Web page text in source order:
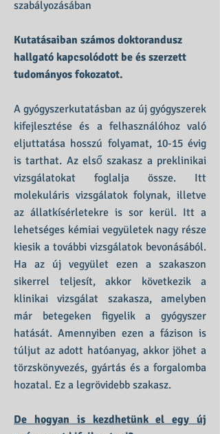
szabályozásában
Kutatásaiban számos doktorandusz
hallgató kapcsolódott be és szerzett
tudományos fokozatot.
A gyógyszerkutatásban az új gyógyszerek
kifejlesztése és a felhasználóhoz való
eljuttatása hosszú folyamat, 10-15 évig
is tarthat. Az első szakasz a preklinikai
vizsgálatokat foglalja össze. Itt
molekuláris vizsgálatok folynak, illetve
az állatkísérletekre is sor kerül. Itt a
lehetséges kémiai vegyületek nagy része
kiesik a további vizsgálatok bevonásából.
Ha az új vegyület ezen a szakaszon
sikerrel teljesít, akkor következik a
klinikai vizsgálat szakasza, amelyben
már betegeken figyelik a gyógyszer
hatását. Amennyiben ezen a fázison is
túljut az adott hatóanyag, akkor jöhet a
törzskönyvezés, gyártás és a forgalomba
hozatal. Ez a legrövidebb szakasz.
De hogyan is kezdhetünk el egy új